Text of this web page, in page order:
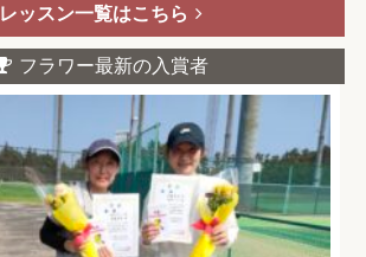
レッスン一覧はこちら
フラワー最新の入賞者